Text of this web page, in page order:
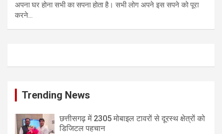
अपना घर होना सभी का सपना होता है। सभी लोग अपने इस सपने को पूरा
करने…
Trending News
छत्तीसगढ़ में 2305 मोबाइल टावरों से दूरस्थ क्षेत्रों को
डिजिटल पहचान